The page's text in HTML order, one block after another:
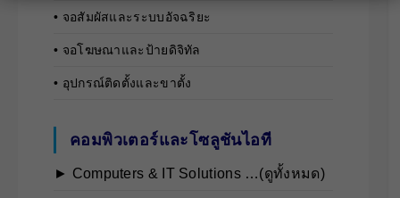
• จอสัมผัสและระบบอัจฉริยะ
• จอโฆษณาและป้ายดิจิทัล
• อุปกรณ์ติดตั้งและขาตั้ง
คอมพิวเตอร์และโซลูชันไอที
► Computers & IT Solutions …(ดูทั้งหมด)